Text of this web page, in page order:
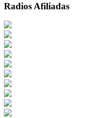
Radios Afiliadas